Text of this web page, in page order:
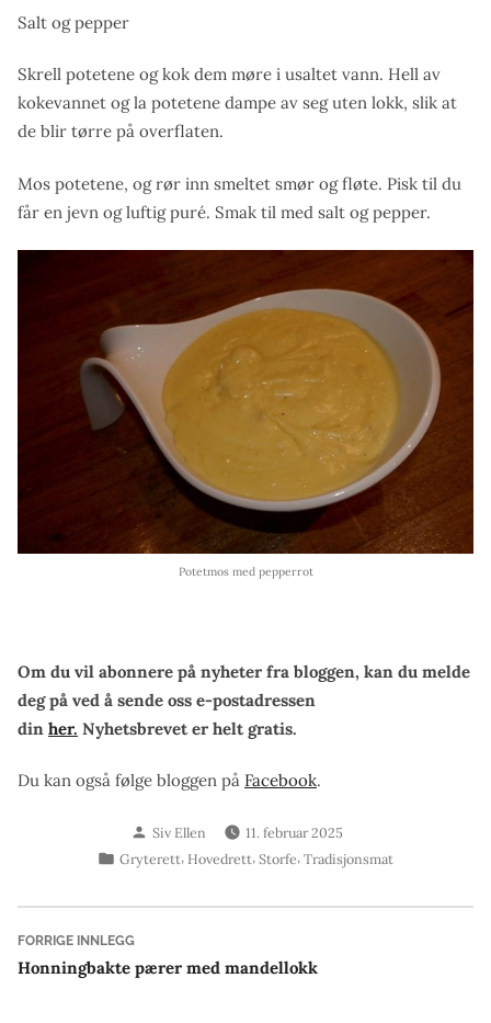
Salt og pepper
Skrell potetene og kok dem møre i usaltet vann. Hell av
kokevannet og la potetene dampe av seg uten lokk, slik at
de blir tørre på overflaten.
Mos potetene, og rør inn smeltet smør og fløte. Pisk til du
får en jevn og luftig puré. Smak til med salt og pepper.
Potetmos med pepperrot
Om du vil abonnere på nyheter fra bloggen, kan du melde
deg på ved å sende oss e-postadressen
din her. Nyhetsbrevet er helt gratis.
Du kan også følge bloggen på Facebook.
Skrevet
av
Siv Ellen
11. februar 2025
Publisert
Gryterett, Hovedrett,Storfe,Tradisjonsmat
Innleggsnavigasjon
FORRIGE INNLEGGForrige
innlegg:
Honningbakte pærer med mandellokk